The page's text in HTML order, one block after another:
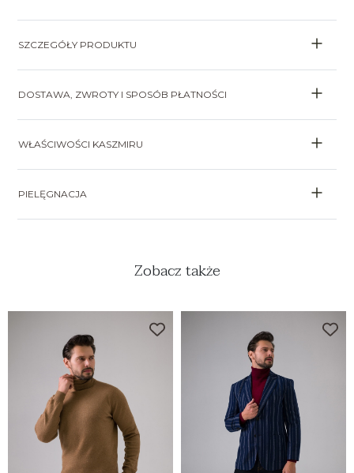
SZCZEGÓŁY PRODUKTU
DOSTAWA, ZWROTY I SPOSÓB PŁATNOŚCI
WŁAŚCIWOŚCI KASZMIRU
PIELĘGNACJA
Zobacz także